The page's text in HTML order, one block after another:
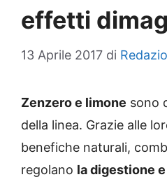
effetti
13 Aprile 2017 di
Zenzero e limone sono
della linea. Grazie alle
benefiche naturali,
regolano la digestione